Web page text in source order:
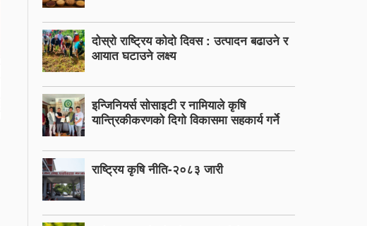
दोस्रो राष्ट्रिय कोदो दिवस : उत्पादन बढाउने र
आयात घटाउने लक्ष्य
इन्जिनियर्स सोसाइटी र नामियाले कृषि
यान्त्रिकीकरणको दिगो विकासमा सहकार्य गर्ने
राष्ट्रिय कृषि नीति-२०८३ जारी